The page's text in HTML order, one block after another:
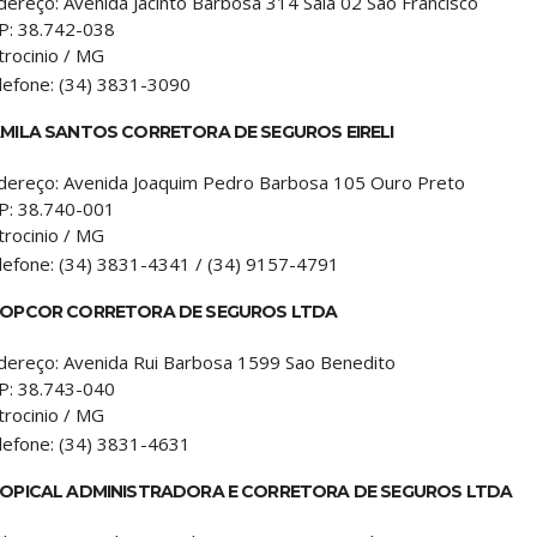
38.742-038
/ MG
(34) 3831-3090
SANTOS CORRETORA DE SEGUROS EIRELI
Avenida Joaquim Pedro Barbosa 105 Ouro Preto
38.740-001
/ MG
(34) 3831-4341 / (34) 9157-4791
CORRETORA DE SEGUROS LTDA
Avenida Rui Barbosa 1599 Sao Benedito
38.743-040
/ MG
(34) 3831-4631
ADMINISTRADORA E CORRETORA DE SEGUROS LTDA